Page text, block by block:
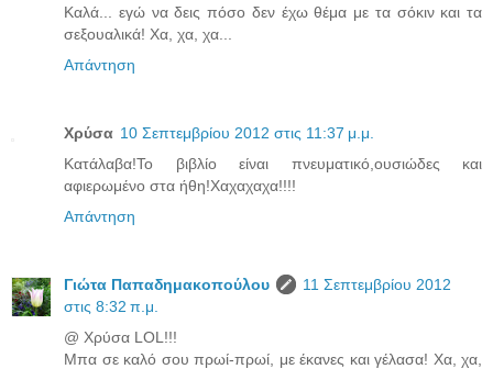
Καλά... εγώ να δεις πόσο δεν έχω θέμα με τα σόκιν και τα
σεξουαλικά! Χα, χα, χα...
Απάντηση
Χρύσα 10 Σεπτεμβρίου 2012 στις 11:37 μ.μ.
Κατάλαβα!Το βιβλίο είναι πνευματικό,ουσιώδες και
αφιερωμένο στα ήθη!Χαχαχαχα!!!!
Απάντηση
Γιώτα Παπαδημακοπούλου
11 Σεπτεμβρίου 2012
στις 8:32 π.μ.
@ Χρύσα LOL!!!
Μπα σε καλό σου πρωί-πρωί, με έκανες και γέλασα! Χα, χα,